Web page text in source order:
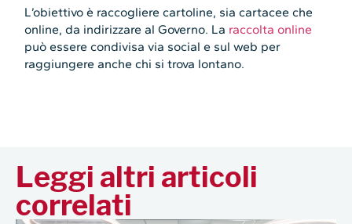
L’obiettivo è raccogliere cartoline, sia cartacee che
online, da indirizzare al Governo. La raccolta online
può essere condivisa via social e sul web per
raggiungere anche chi si trova lontano.
Leggi altri articoli
correlati